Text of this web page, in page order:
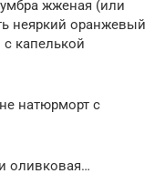
жженая (или
неяркий оранжевый
капелькой
натюрморт с
оливковая…